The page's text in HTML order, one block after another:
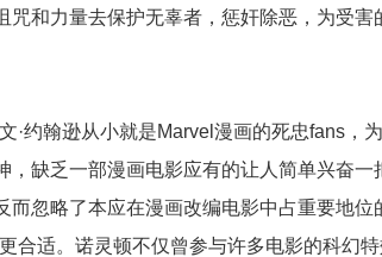
咒和力量去保护无辜者，惩奸除恶，为受害
约翰逊从小就是Marvel漫画的死忠fans，
，缺乏一部漫画电影应有的让人简单兴奋
而忽略了本应在漫画改编电影中占重要地
合适。诺灵顿不仅曾参与许多电影的科幻